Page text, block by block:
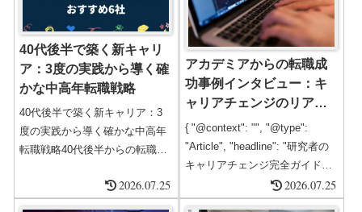
40代後半で築く新キャリ
ア：3度の実践から導く確
かな中高年転職戦略
40代後半で築く新キャリア：3
度の実践から導く確かな中高年
転職戦略40代後半からの転職は
で十分に現実的35歳を過ぎると
求人数が急速に減少し始める
2026.07.25
アカデミアからの転職成
功事例インタビュー：キ
ャリアチェンジのリアル
ストーリー
{ "@context": "", "@type":
"Article", "headline": "研究者の
キャリアチェンジ完全ガイド
【2026年版】｜アカデミアから
企業へ転職成功する方法",
2026.07.25